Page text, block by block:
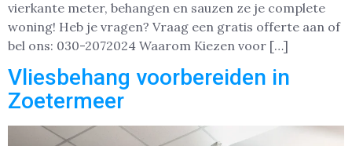
vierkante meter, behangen en sauzen ze je complete
woning! Heb je vragen? Vraag een gratis offerte aan of
bel ons: 030-2072024 Waarom Kiezen voor […]
Vliesbehang voorbereiden in
Zoetermeer